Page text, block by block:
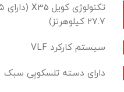
۲۷.۷ کیلوهرتز)
سیستم کارکرد VLF
دارای دسته تلسکوپی سبک